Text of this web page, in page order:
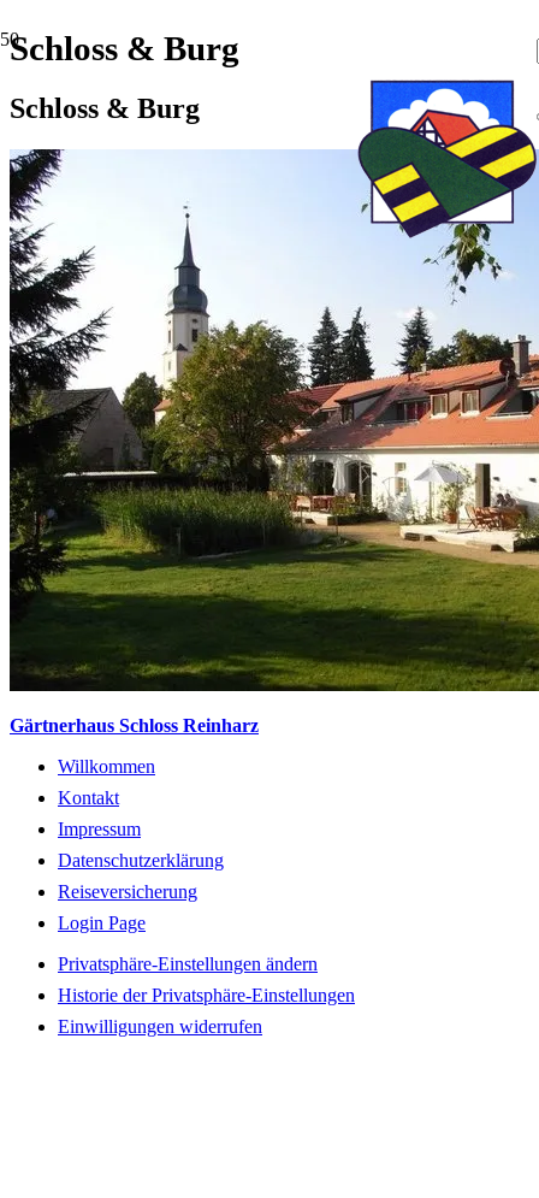
Schloss & Burg
Schloss & Burg
Gärtnerhaus Schloss Reinharz
Willkommen
Kontakt
Impressum
Datenschutzerklärung
Reiseversicherung
Login Page
Privatsphäre-Einstellungen ändern
Historie der Privatsphäre-Einstellungen
Einwilligungen widerrufen